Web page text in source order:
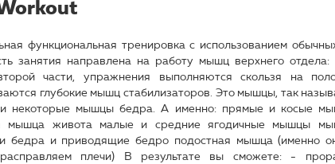
функциональная тренировка с использованием
занятия направлена на работу мышц верхнего отдела:
части, упражнения выполняются скользя на
глубокие мышц стабилизаторов. Это мышцы, так
и некоторые мышцы бедра. А именно: прямые и косые
мышца живота малые и средние ягодичные мышцы
бедра и приводящие бедро подостная мышца (именно
плечи) В результате вы сможете: -